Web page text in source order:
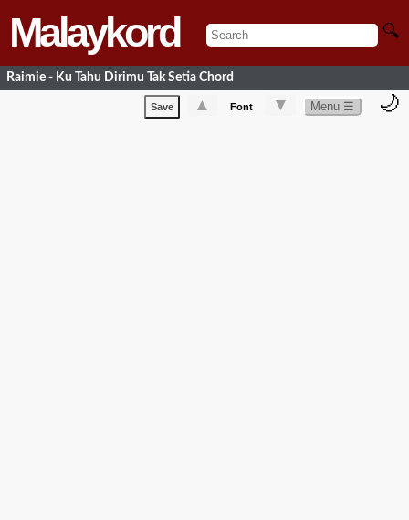
Malaykord 🔍
Raimie - Ku Tahu Dirimu Tak Setia Chord
Save ▲ Font ▼ Menu ☰ 🌙